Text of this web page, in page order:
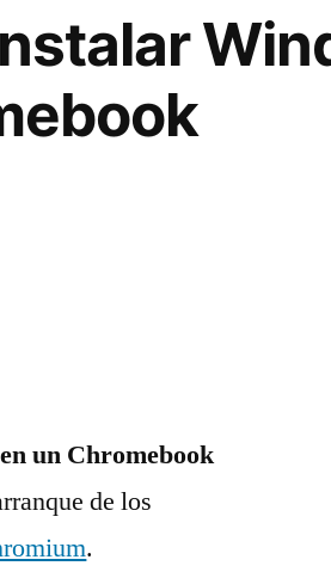
un Chromebook
de los
.